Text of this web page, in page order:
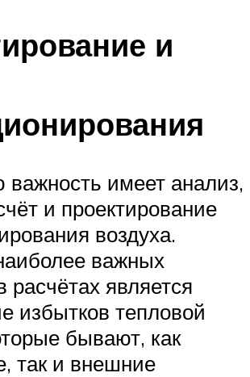
и
имеет анализ,
и проектирование
воздуха.
важных
расчётах является
избытков тепловой
бывают, как
так и внешние